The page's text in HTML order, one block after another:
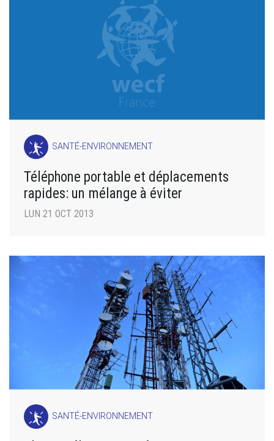
SANTÉ-ENVIRONNEMENT
Téléphone portable et déplacements
rapides: un mélange à éviter
LUN 21 OCT 2013
SANTÉ-ENVIRONNEMENT